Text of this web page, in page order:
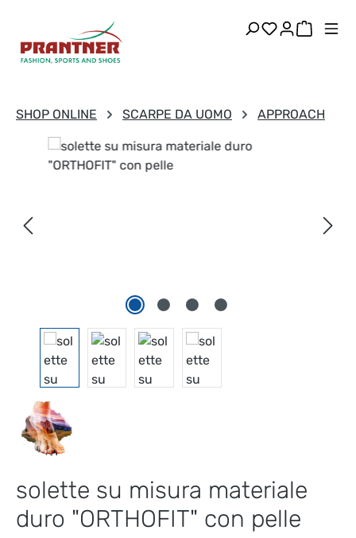
Passa al contenuto principale
Hai 0Il
SHOP ONLINE SCARPE DA UOMO APPROACH
Salta la galleria di immagini
solette su misura materiale
duro "ORTHOFIT" con pelle